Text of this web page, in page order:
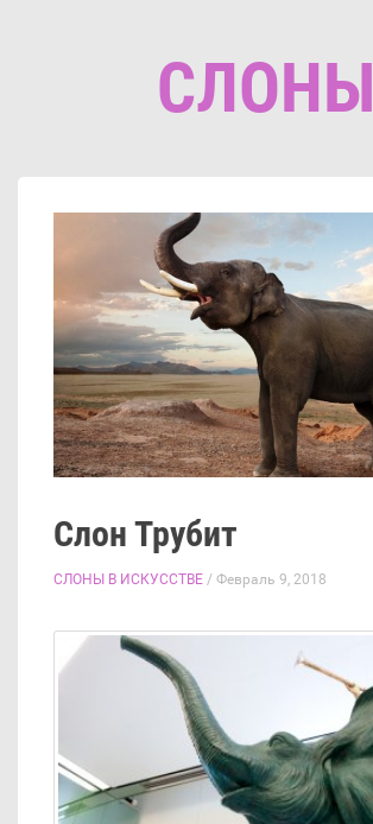
СЛОНЫ
Слон Трубит
СЛОНЫ В ИСКУССТВЕ / Февраль 9, 2018